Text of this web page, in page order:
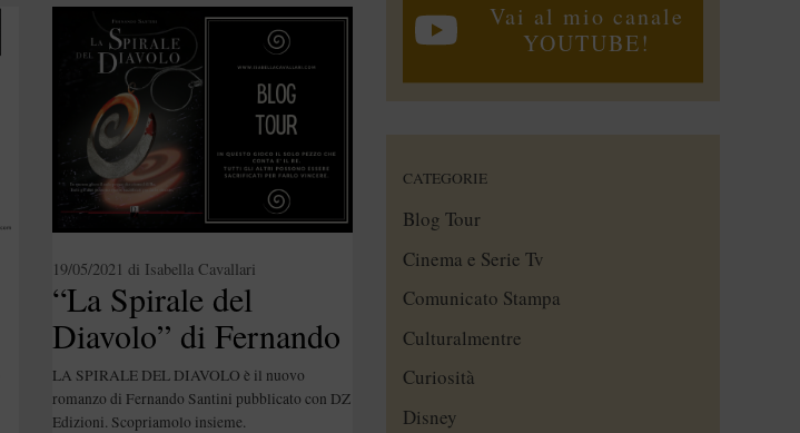
“La Spirale del
Diavolo” di Fernando
Santini
19/05/2021 di Isabella Cavallari
LA SPIRALE DEL DIAVOLO è il nuovo
romanzo di Fernando Santini pubblicato con DZ
Edizioni. Scopriamolo insieme.
Vai al mio canale
YOUTUBE!
CATEGORIE
Blog Tour
Cinema e Serie Tv
Comunicato Stampa
Culturalmentre
Curiosità
Disney